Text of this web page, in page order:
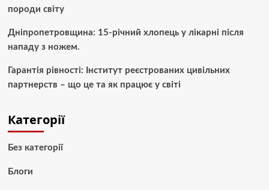
породи світу
Дніпропетровщина: 15-річний хлопець у лікарні після
нападу з ножем.
Гарантія рівності: Інститут реєстрованих цивільних
партнерств – що це та як працює у світі
Категорії
Без категорії
Блоги